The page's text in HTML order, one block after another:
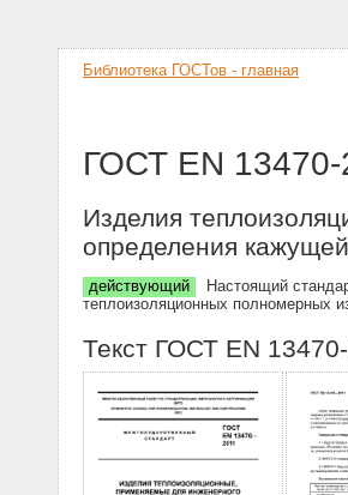
Библиотека ГОСТов - главная
ГОСТ EN 13470-
Изделия
определения
действующий
Настоящий
теплоизоляционных полномерных
Текст ГОСТ EN